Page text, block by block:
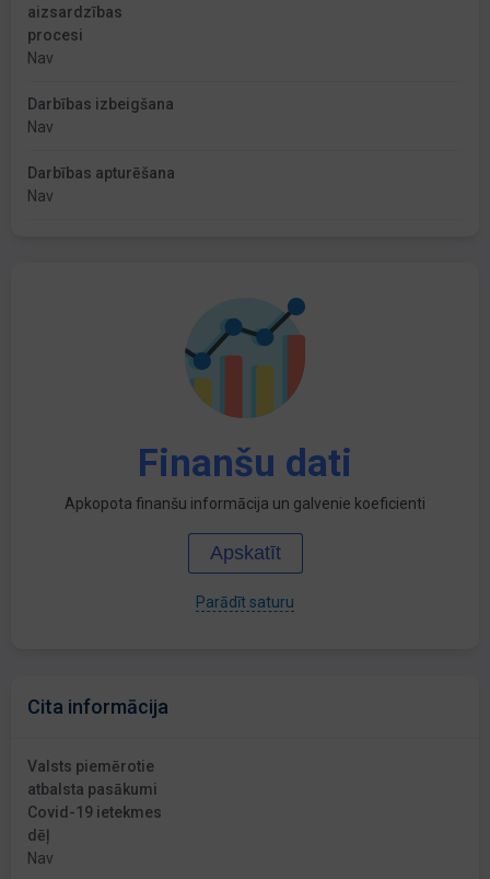
aizsardzības
procesi
Nav
Darbības izbeigšana
Nav
Darbības apturēšana
Nav
Finanšu dati
Apkopota finanšu informācija un galvenie koeficienti
Apskatīt
Parādīt saturu
Cita informācija
Valsts piemērotie
atbalsta pasākumi
Covid-19 ietekmes
dēļ
Nav